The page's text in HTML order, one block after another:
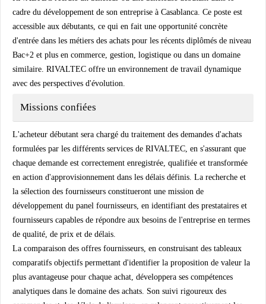
cadre du développement de son entreprise à Casablanca. Ce poste est
accessible aux débutants, ce qui en fait une opportunité concrète
d'entrée dans les métiers des achats pour les récents diplômés de niveau
Bac+2 et plus en commerce, gestion, logistique ou dans un domaine
similaire. RIVALTEC offre un environnement de travail dynamique
avec des perspectives d'évolution.
Missions confiées
L'acheteur débutant sera chargé du traitement des demandes d'achats
formulées par les différents services de RIVALTEC, en s'assurant que
chaque demande est correctement enregistrée, qualifiée et transformée
en action d'approvisionnement dans les délais définis. La recherche et
la sélection des fournisseurs constitueront une mission de
développement du panel fournisseurs, en identifiant des prestataires et
fournisseurs capables de répondre aux besoins de l'entreprise en termes
de qualité, de prix et de délais.
La comparaison des offres fournisseurs, en construisant des tableaux
comparatifs objectifs permettant d'identifier la proposition de valeur la
plus avantageuse pour chaque achat, développera ses compétences
analytiques dans le domaine des achats. Son suivi rigoureux des